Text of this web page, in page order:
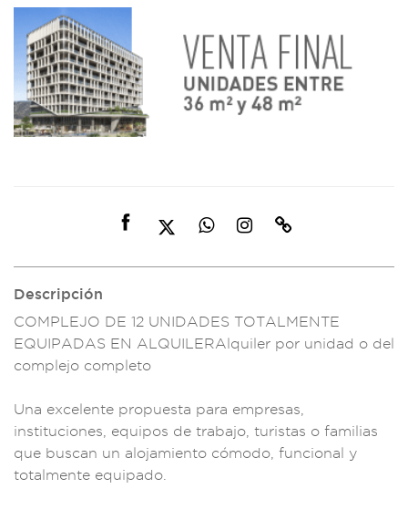
Descripción
COMPLEJO DE 12 UNIDADES TOTALMENTE
EQUIPADAS EN ALQUILERAlquiler por unidad o del
compl ejo completo
Una excelente propuesta para empresas,
instituciones, equipos de trabajo, turistas o familias
que buscan un alojamiento cómodo, funcional
y
totalmente equipado.